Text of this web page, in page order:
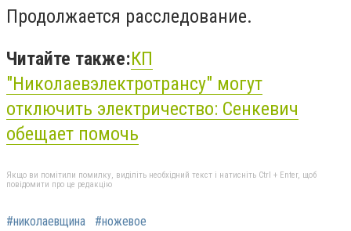
Продолжается расследование.
Читайте также:КП
"Николаевэлектротрансу" могут
отключить электричество: Сенкевич
обещает помочь
Якщо ви помітили помилку, виділіть необхідний текст і натисніть Ctrl + Enter, щоб
повідомити про це редакцію
#николаевщина #ножевое